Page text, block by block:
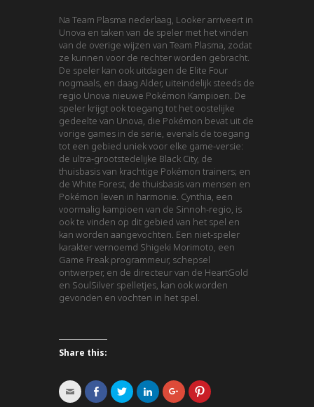
Na Team Plasma nederlaag, Looker arriveert in
Unova en taken van de speler met het vinden
van de overige wijzen van Team Plasma, zodat
ze kunnen voor de rechter worden gebracht.
De speler kan ook uitdagen de Elite Four
nogmaals, en daag Alder, uiteindelijk steeds de
regio Unova nieuwe Pokémon Kampioen. De
speler krijgt ook toegang tot het oostelijke
gedeelte van Unova, die Pokémon bevat uit de
vorige games in de serie, evenals de toegang
tot een gebied uniek voor elke game-versie:
de ultra-grootstedelijke Black City, de
thuisbasis van krachtige Pokémon trainers; en
de White Forest, de thuisbasis van mensen en
Pokémon leven in harmonie. Cynthia, een
voormalig kampioen van de Sinnoh-regio, is
ook te vinden op dit gebied van het spel en
kan worden aangevochten. Een niet-speler
karakter vernoemd Shigeki Morimoto, een
Game Freak programmeur, schepsel
ontwerper, en de directeur van de HeartGold
en SoulSilver spelletjes, kan ook worden
gevonden en vochten in het spel.
Share this:
Click
to
Click
to
Click
to
Click
to
Click
to
Click
to